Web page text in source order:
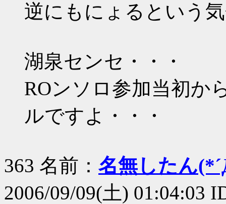
逆にもにょるという
湖泉センセ・・・
ROンソロ参加当初か
ルですよ・・・
363 名前： 名無したん
2006/09/09(土) 01:04:03